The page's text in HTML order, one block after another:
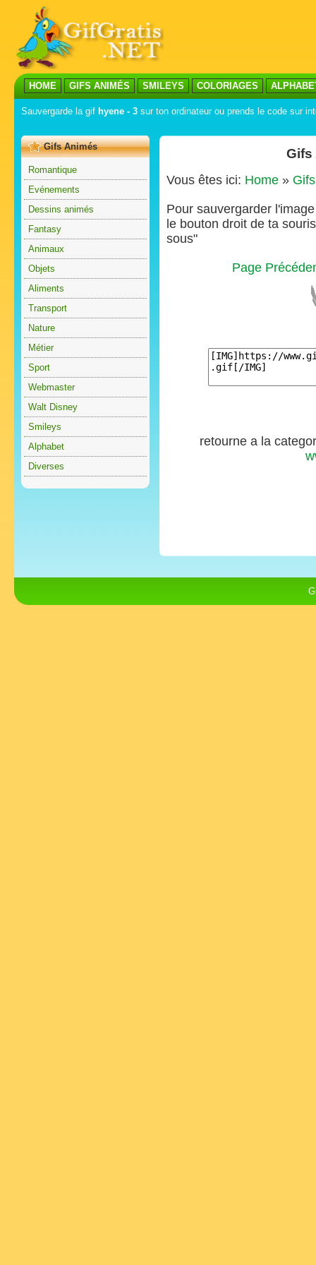
HOME GIFS ANIMÉS SMILEYS COLORIAGES
Sauvergarde la gif hyene - 3 sur ton ordinateur ou prends le code sur
Gifs Animés
Romantique
Evénements
Dessins animés
Fantasy
Animaux
Objets
Aliments
Transport
Nature
Métier
Sport
Webmaster
Walt Disney
Smileys
Alphabet
Diverses
Gifs
Vous êtes ici: Home »
Pour sauvergarder
le bouton droit de ta
sous"
Page
retourne a la